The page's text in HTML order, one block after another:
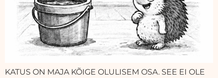
KATUS ON MAJA KÕIGE OLULISEM OSA. SEE EI OLE